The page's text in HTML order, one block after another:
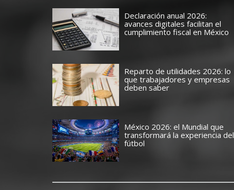
Declaración anual 2026:
avances digitales facilitan el
cumplimiento fiscal en México
Reparto de utilidades 2026: lo
que trabajadores y empresas
deben saber
México 2026: el Mundial que
transformará la experiencia del
fútbol